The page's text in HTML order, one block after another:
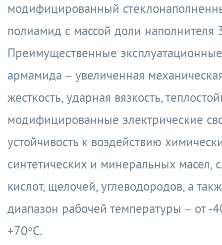
модифицированный
полиамид с массой доли наполнителя
Преимущественные эксплуатационные
армамида – увеличенная
жесткость, ударная вязкость,
модифицированные электрические
устойчивость к воздействию
синтетических и минеральных масел,
кислот, щелочей, углеводородов, а
диапазон рабочей температуры – от -
+70°С.